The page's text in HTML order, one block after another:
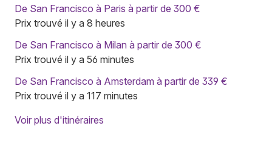
De San Francisco à Paris à partir de 300 €
Prix trouvé il y a 8 heures
De San Francisco à Milan à partir de 300 €
Prix trouvé il y a 56 minutes
De San Francisco à Amsterdam à partir de 339 €
Prix trouvé il y a 117 minutes
Voir plus d'itinéraires